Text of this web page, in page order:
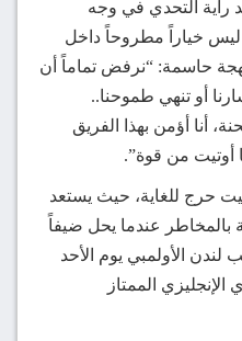
راية التحدي في وجه
ليس خياراً مطروحاً داخل
حاسمة: “نرفض تماماً أن
أو تنهي طموحنا..
أنا أؤمن بهذا الفريق
أوتيت من قوة”.
حرج للغاية، حيث يستعد
بالمخاطر عندما يحل ضيفاً
الأولمبي يوم الأحد
الممتاز